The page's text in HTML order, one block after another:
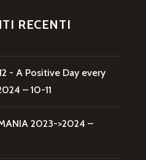
RECENTI
- A Positive Day every
– 10-11
2023->2024 –